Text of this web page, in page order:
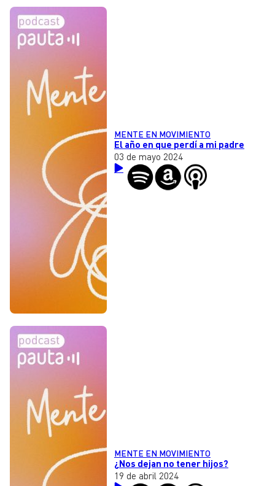
MENTE EN MOVIMIENTO
El año en que perdí a mi padre
03 de mayo 2024
MENTE EN MOVIMIENTO
¿Nos dejan no tener hijos?
19 de abril 2024